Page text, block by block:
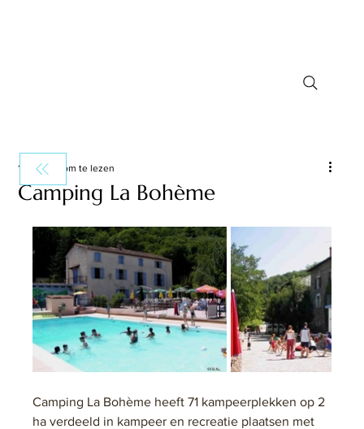
Camping La Bohème
1 minuten om te lezen
Camping La Bohème heeft 71 kampeerplekken op 2
ha verdeeld in kampeer en recreatie plaatsen met